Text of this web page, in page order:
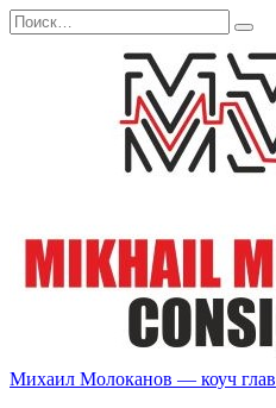
Перейти
к
Search
for:
Михаил Молоканов — коуч глав